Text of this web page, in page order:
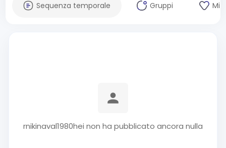
Sequenza temporale Gruppi Mi
rnikinaval1980hei non ha pubblicato ancora nulla